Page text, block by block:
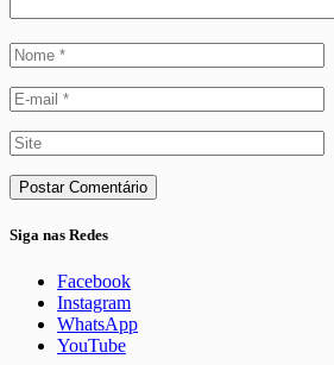
Siga nas Redes
Facebook
Instagram
WhatsApp
YouTube